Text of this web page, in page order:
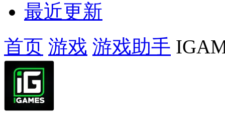
最近更新
首页 游戏 游戏助手